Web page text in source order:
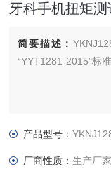
牙科手机扭矩
简要描述：
“YYT1281-2015"标
产品型号：
厂商性质：生产厂家